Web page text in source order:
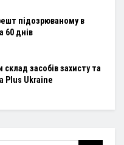
підозрюваному в
60 днів
засобів захисту та
Plus Ukraine